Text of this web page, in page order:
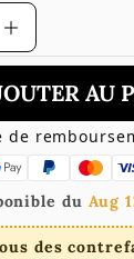
AU
de
du Aug
des